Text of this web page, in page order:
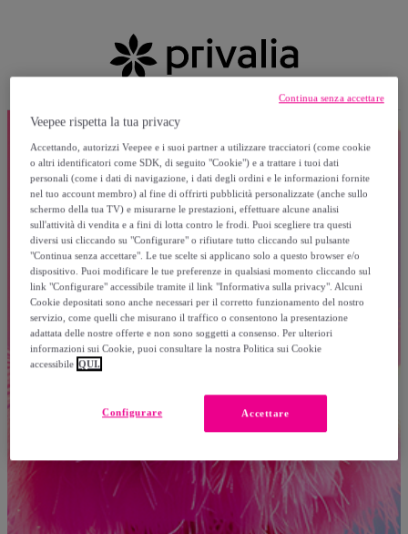
Veepee rispetta la tua privacy
Accettando, autorizzi Veepee e i suoi partner a utilizzare tracciatori (come cookie
o altri identificatori come SDK, di seguito "Cookie") e a trattare i tuoi dati
personali (come i dati di navigazione, i dati degli ordini e le informazioni fornite
nel tuo account membro) al fine di offrirti pubblicità personalizzate (anche sullo
schermo della tua TV) e misurarne le prestazioni, effettuare alcune analisi
sull'attività di vendita e a fini di lotta contro le frodi. Puoi scegliere tra questi
diversi usi cliccando su "Configurare" o rifiutare tutto cliccando sul pulsante
"Continua senza accettare". Le tue scelte si applicano solo a questo browser e/o
dispositivo. Puoi modificare le tue preferenze in qualsiasi momento cliccando sul
link "Configurare" accessibile tramite il link "Informativa sulla privacy". Alcuni
Cookie depositati sono anche necessari per il corretto funzionamento del nostro
servizio, come quelli che misurano il traffico o consentono la presentazione
adattata delle nostre offerte e non sono soggetti a consenso. Per ulteriori
informazioni sui Cookie, puoi consultare la nostra Politica sui Cookie
accessibile QUI.
Accettare
Configurare
Continua senza accettare